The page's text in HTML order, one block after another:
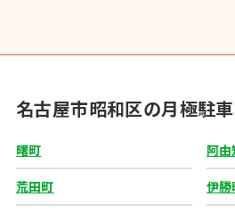
名古屋市昭和区の月極駐
曙町 阿
荒田町 伊勝